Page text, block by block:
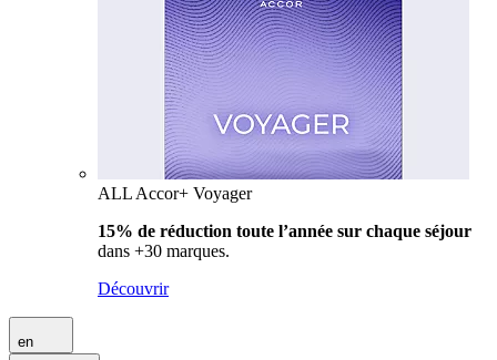
ALL Accor+ Voyager
15% de réduction toute l’année sur chaque séjour
dans +30 marques.
Découvrir
en